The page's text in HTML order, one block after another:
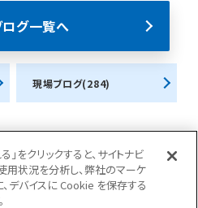
グ一覧へ
現場ブログ(284)
をクリックすると、サイトナビ
用状況を分析し、弊社のマーケ
デバイスに Cookie を保存する